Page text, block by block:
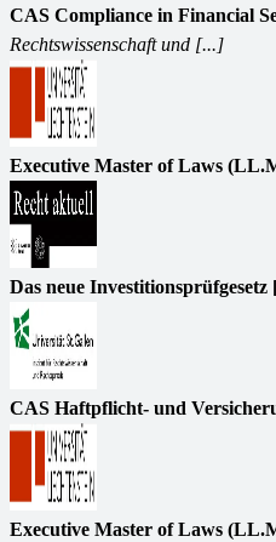
CAS Compliance in Financial
Rechtswissenschaft und [...]
Executive Master of Laws
Das neue Investitionsprüfgesetz
CAS Haftpflicht- und
Executive Master of Laws